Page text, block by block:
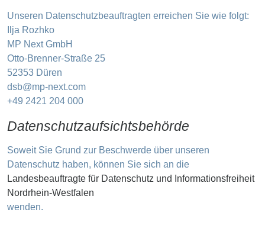
Unseren Datenschutzbeauftragten erreichen Sie wie folgt:
Ilja Rozhko
MP Next GmbH
Otto-Brenner-Straße 25
52353 Düren
dsb@mp-next.com
+49 2421 204 000
Datenschutzaufsichtsbehörde
Soweit Sie Grund zur Beschwerde über unseren
Datenschutz haben, können Sie sich an die
Landesbeauftragte für Datenschutz und Informationsfreiheit
Nordrhein-Westfalen
wenden.